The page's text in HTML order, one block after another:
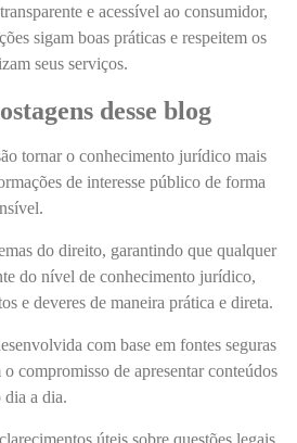
e acessível ao consumidor,
sigam boas práticas e respeitem os
seus serviços.
desse blog
tornar o conhecimento jurídico mais
de interesse público de forma
do direito, garantindo que qualquer
do nível de conhecimento jurídico,
e deveres de maneira prática e direta.
com base em fontes seguras
compromisso de apresentar conteúdos
dia a dia.